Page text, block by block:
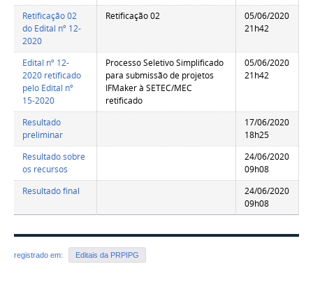
Retificação 02
do Edital nº 12-
2020
Retificação 02
05/06/2020
21h42
Edital nº 12-
2020 retificado
pelo Edital nº
15-2020
Processo Seletivo Simplificado
para submissão de projetos
IFMaker à SETEC/MEC
retificado
05/06/2020
21h42
Resultado
preliminar
17/06/2020
18h25
Resultado sobre
os recursos
24/06/2020
09h08
Resultado final
24/06/2020
09h08
registrado em: Editais da PRPIPG